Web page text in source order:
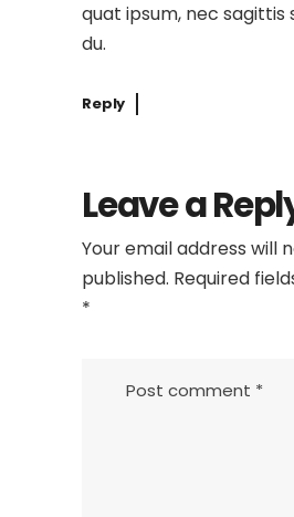
quat ipsum, nec sagittis
du.
Reply
Leave a
Your email address will
published. Required
*